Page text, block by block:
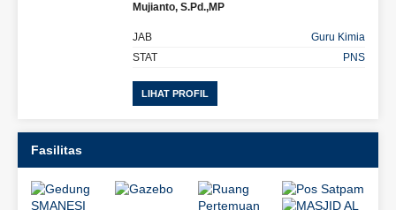
Mujianto, S.Pd.,MP
JAB
Guru Kimia
STAT
PNS
LIHAT PROFIL
Fasilitas